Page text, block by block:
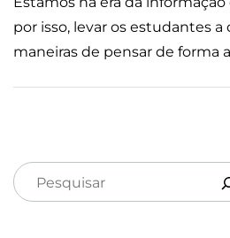
por isso, levar os estudantes
maneiras de pensar de forma